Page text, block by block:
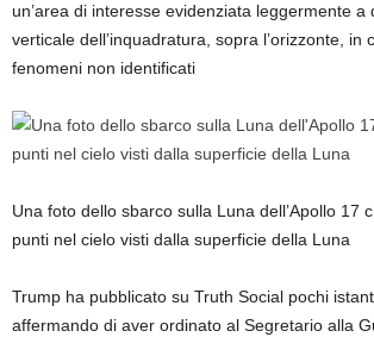
un’area di interesse evidenziata leggermente a
verticale dell’inquadratura, sopra l’orizzonte, in
fenomeni non identificati
Una foto dello sbarco sulla Luna dell’Apollo 17
punti nel cielo visti dalla superficie della Luna
Trump ha pubblicato su Truth Social pochi
affermando di aver ordinato al Segretario alla